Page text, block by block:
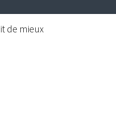
de mieux